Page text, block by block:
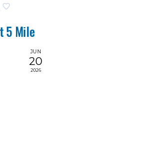
5 Mile
JUN
20
2026